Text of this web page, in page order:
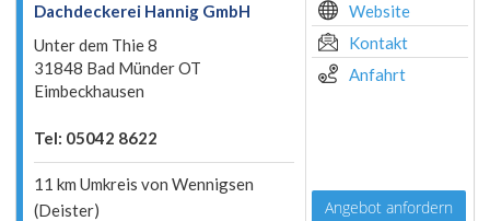
Dachdeckerei Hannig GmbH
Unter dem Thie 8
31848 Bad Münder OT
Eimbeckhausen
Tel: 05042 8622
11 km Umkreis von Wennigsen
(Deister)
Website
Kontakt
Anfahrt
Angebot anfordern